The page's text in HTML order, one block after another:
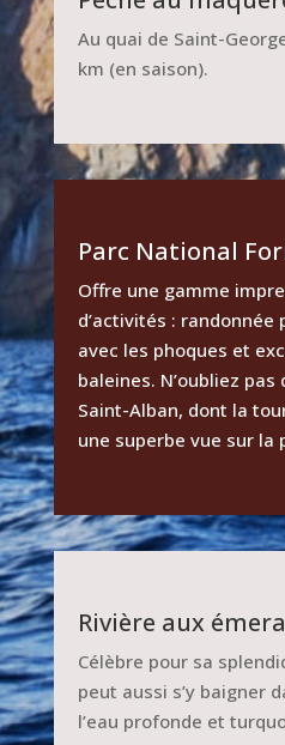
Au quai de Saint-
km (en saison).
Parc National
Offre une gamme
d’activités : randonnée
avec les phoques et
baleines. N’oubliez
Saint-Alban, dont la
une superbe vue sur la
Rivière aux
Célèbre pour sa
peut aussi s’y baigner
l’eau profonde et